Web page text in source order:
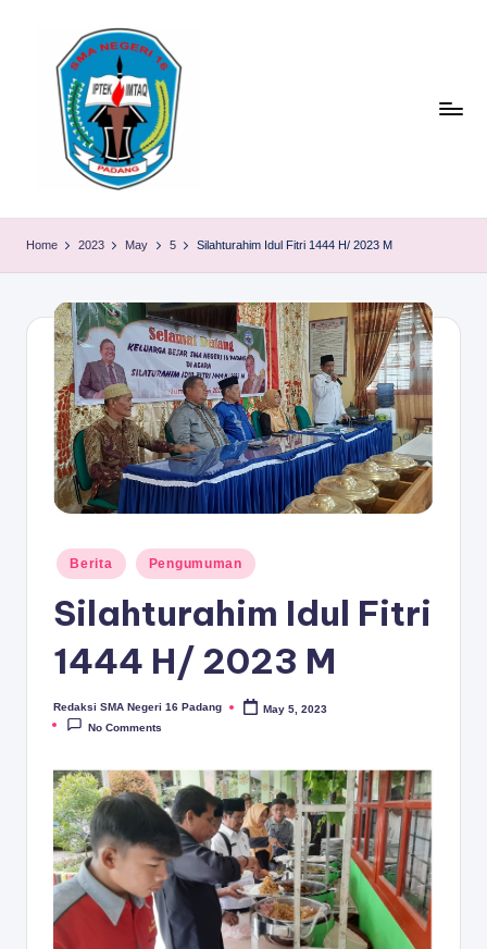
M
A
N
P
A
D
G
LAKU)
Home 2023 May 5 Silahturahim Idul Fitri 1444 H/ 2023 M
Posted
in
Berita Pengumuman
Silahturahim Idul Fitri
1444 H/ 2023 M
Posted
by
Redaksi SMA Negeri 16 Padang
May 5, 2023
No Comments